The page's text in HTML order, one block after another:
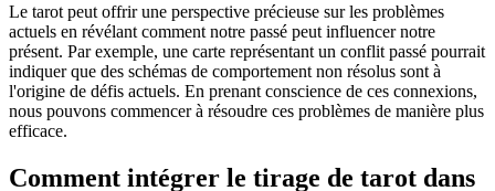
Le tarot peut offrir une perspective précieuse sur les problèmes
actuels en révélant comment notre passé peut influencer notre
présent. Par exemple, une carte représentant un conflit passé pourrait
indiquer que des schémas de comportement non résolus sont à
l'origine de défis actuels. En prenant conscience de ces connexions,
nous pouvons commencer à résoudre ces problèmes de manière plus
efficace.
Comment intégrer le tirage de tarot dans